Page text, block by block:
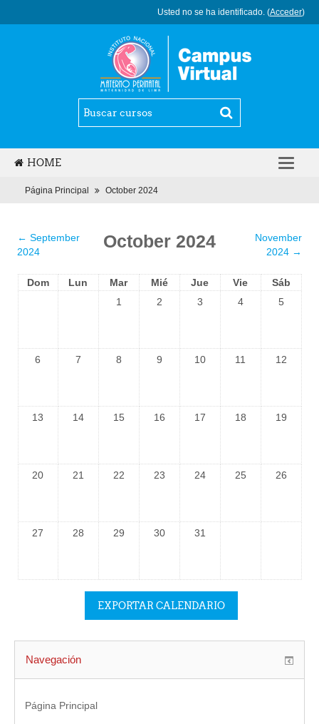
Usted no se ha identificado. (Acceder)
HOME
ESPAÑOL COLOMBIANO (ES_CO)
Página Principal October 2024
← September
2024
October 2024
November
2024 →
Dom Lun Mar Mié Jue Vie
Sáb
1
2 3 4 5
6 7 8 9 10 11 12
13 14 15 16 17 18 19
20 21 22 23 24 25 26
27 28 29 30 31
Navegación
Página Principal